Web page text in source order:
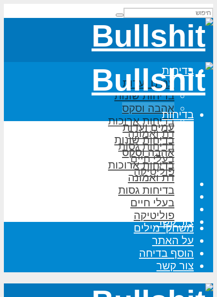
בדיחות
עמים ועדות
בדיחות שונות
אהבה וסקס
בדיחות ארוכות
דת ואמונה
בדיחות גסות
בעלי חיים
פוליטיקה
משחקי מילים
על האתר
הוסף בדיחה
צור קשר
בדיחות
עמים ועדות
בדיחות שונות
אהבה וסקס
בדיחות ארוכות
דת ואמונה
בדיחות גסות
בעלי חיים
פוליטיקה
משחקי מילים
על האתר
הוסף בדיחה
צור קשר